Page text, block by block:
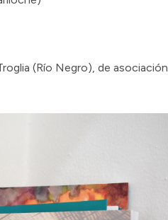
(Río Negro), de asociación